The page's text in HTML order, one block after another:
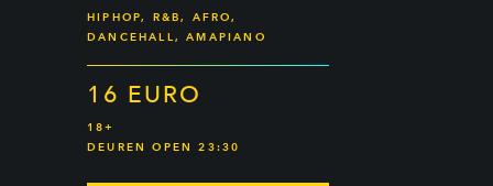
HIPHOP, R&B, AFRO,
DANCEHALL, AMAPIANO
16 EURO
18+
DEUREN OPEN 23:30